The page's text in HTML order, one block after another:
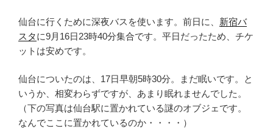
仙台に行くために深夜バスを使います。前日に、 新宿バ
スタに9月16日23時40分集合です。平日だったため、チケ
ットは安めです。
仙台についたのは、17日早朝5時30分。まだ眠いです。と
いうか、相変わらずですが、あまり眠れませんでした。
（下の写真は仙台駅に置かれている謎のオブジェです。
なんでここに置かれているのか・・・・）